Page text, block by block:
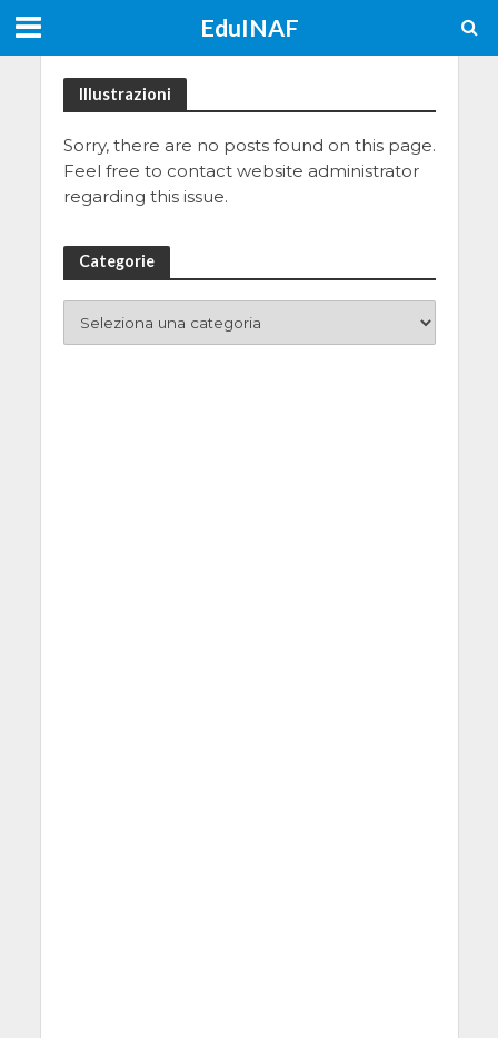
EduINAF
Illustrazioni
Sorry, there are no posts found on this page.
Feel free to contact website administrator
regarding this issue.
Categorie